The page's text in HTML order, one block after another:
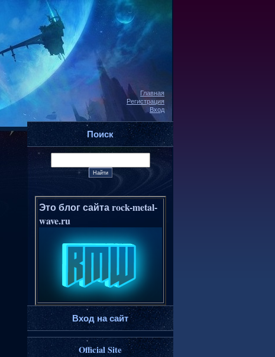
Главная
Регистрация
Вход
Поиск
Это блог сайта rock-metal-
wave.ru
Вход на сайт
Official Site